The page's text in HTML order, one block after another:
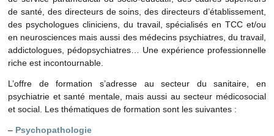
de santé, des directeurs de soins, des directeurs d’établissement,
des psychologues cliniciens, du travail, spécialisés en TCC et/ou
en neurosciences mais aussi des médecins psychiatres, du travail,
addictologues, pédopsychiatres… Une expérience professionnelle
riche est incontournable.
L’offre de formation s’adresse au secteur du sanitaire, en
psychiatrie et santé mentale, mais aussi au secteur médicosocial
et social. Les thématiques de formation sont les suivantes :
– Psychopathologie